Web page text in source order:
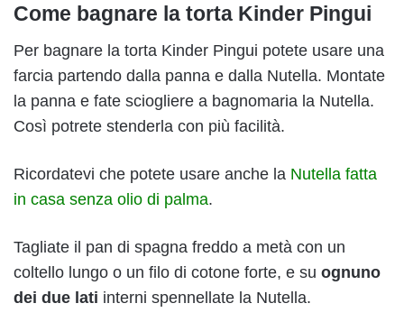
Come bagnare la torta Kinder Pingui
Per bagnare la torta Kinder Pingui potete usare una
farcia partendo dalla panna e dalla Nutella. Montate
la panna e fate sciogliere a bagnomaria la Nutella.
Così potrete stenderla con più facilità.
Ricordatevi che potete usare anche la Nutella fatta
in casa senza olio di palma.
Tagliate il pan di spagna freddo a metà con un
coltello lungo o un filo di cotone forte, e su ognuno
dei due lati interni spennellate la Nutella.